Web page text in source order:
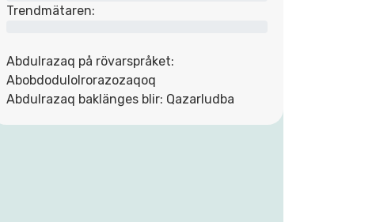
Trendmätaren:
Abdulrazaq på rövarspråket:
Abobdodulolrorazozaqoq
Abdulrazaq baklänges blir: Qazarludba